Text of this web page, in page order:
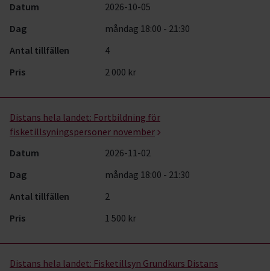
Datum
2026-10-05
Dag
måndag 18:00 - 21:30
Antal tillfällen
4
Pris
2 000 kr
Distans hela landet: Fortbildning för
fisketillsyningspersoner november
Datum
2026-11-02
Dag
måndag 18:00 - 21:30
Antal tillfällen
2
Pris
1 500 kr
Distans hela landet: Fisketillsyn Grundkurs Distans